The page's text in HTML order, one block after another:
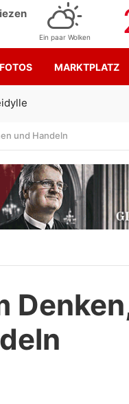
Ein paar Wolken
FOTOS MARKTPLATZ
und Handeln